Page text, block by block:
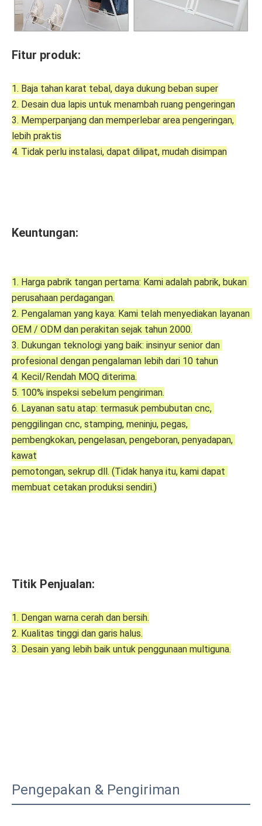
Fitur produk:
1. Baja tahan karat tebal, daya dukung beban super
2. Desain dua lapis untuk menambah ruang pengeringan
3. Memperpanjang dan memperlebar area pengeringan,
lebih praktis
4. Tidak perlu instalasi, dapat dilipat, mudah disimpan
Keuntungan:
1. Harga pabrik tangan pertama: Kami adalah pabrik, bukan
perusahaan perdagangan.
2. Pengalaman yang kaya: Kami telah menyediakan layanan
OEM / ODM dan perakitan sejak tahun 2000.
3. Dukungan teknologi yang baik: insinyur senior dan
profesional dengan pengalaman lebih dari 10 tahun
4. Kecil/Rendah MOQ diterima.
5. 100% inspeksi sebelum pengiriman.
6. Layanan satu atap: termasuk pembubutan cnc,
penggilingan cnc, stamping, meninju, pegas,
pembengkokan, pengelasan, pengeboran, penyadapan,
kawat
pemotongan, sekrup dll. (Tidak hanya itu, kami dapat
membuat cetakan produksi sendiri.)
Titik Penjualan:
1. Dengan warna cerah dan bersih.
2. Kualitas tinggi dan garis halus.
3. Desain yang lebih baik untuk penggunaan multiguna.
Pengepakan & Pengiriman